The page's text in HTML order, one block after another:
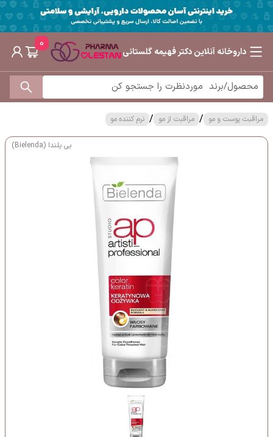
داروخانه آنلاین دکتر فهیمه گلستانی
0
مراقبت پوست و مو / مراقبت از مو / نرم کننده مو
بی یلندا (Bielenda)